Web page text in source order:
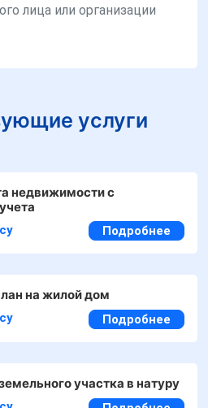
лица или организации
услуги
недвижимости с
Подробнее
на жилой дом
Подробнее
участка в натуру